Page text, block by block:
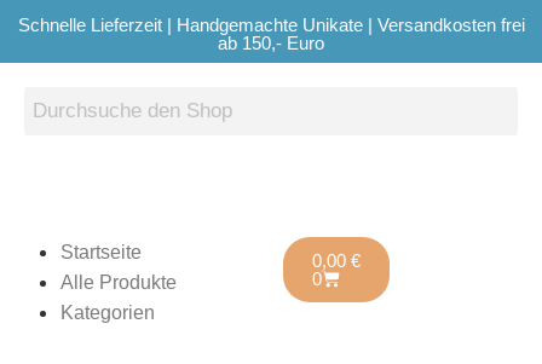
Schnelle Lieferzeit | Handgemachte Unikate | Versandkosten frei
ab 150,- Euro
Startseite
Alle Produkte
Kategorien
0,00 €
0